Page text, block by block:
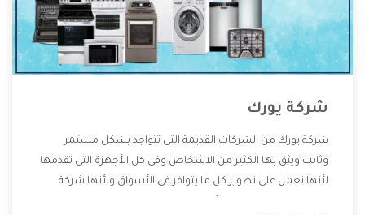
شركة يورك
شركة يورك من الشركات القديمة التى تتواجد بشكل مستمر
وثابت ويثق بها الكثير من الاشخاص وفى كل الأجهزة التى تقدمها
لأنها تعمل على تطوير كل ما يتوافر فى الأسواق ولأنها شركة